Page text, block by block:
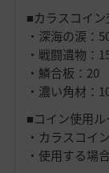
■カラスコイ
・深海の涙：
・戦闘遺物：
・鱗合板：20
・濃い角材：
■コイン使用ル
・カラスコイ
・使用する場